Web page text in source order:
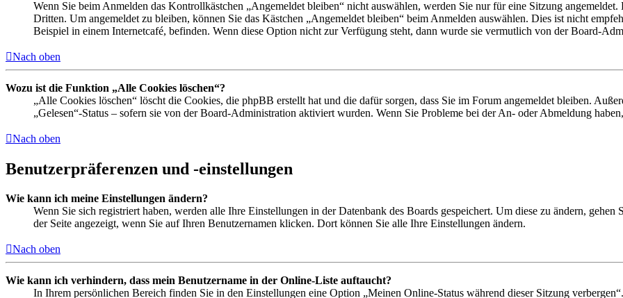
Wenn Sie beim Anmelden das Kontrollkästchen „Angemeldet bleiben“ nicht auswählen, werden Sie nur für eine Sitzung
Dritten. Um angemeldet zu bleiben, können Sie das Kästchen „Angemeldet bleiben“ beim Anmelden auswählen. Dies ist nicht
Beispiel in einem Internetcafé, befinden. Wenn diese Option nicht zur Verfügung steht, dann wurde sie vermutlich von der Board-
Nach oben
Wozu ist die Funktion „Alle Cookies löschen“?
„Alle Cookies löschen“ löscht die Cookies, die phpBB erstellt hat und die dafür sorgen, dass Sie im Forum angemeldet bleiben.
„Gelesen“-Status – sofern sie von der Board-Administration aktiviert wurden. Wenn Sie Probleme bei der An- oder Abmeldung
Nach oben
Benutzerpräferenzen und -einstellungen
Wie kann ich meine Einstellungen ändern?
Wenn Sie sich registriert haben, werden alle Ihre Einstellungen in der Datenbank des Boards gespeichert. Um diese zu ändern,
der Seite angezeigt, wenn Sie auf Ihren Benutzernamen klicken. Dort können Sie alle Ihre Einstellungen ändern.
Nach oben
Wie kann ich verhindern, dass mein Benutzername in der Online-Liste auftaucht?
In Ihrem persönlichen Bereich finden Sie in den Einstellungen eine Option „Meinen Online-Status während dieser Sitzung